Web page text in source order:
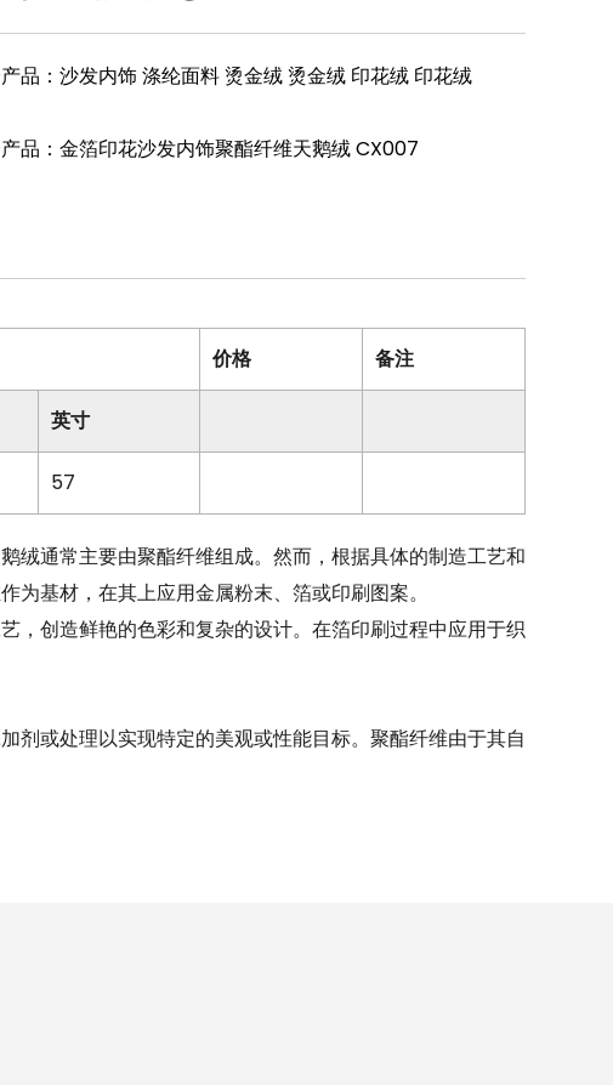
品：沙发内饰 涤纶面料 烫金绒 烫金绒 印花绒 印花绒
品：金箔印花沙发内饰聚酯纤维天鹅绒 CX007
价格 备注
英寸
57
绒通常主要由聚酯纤维组成。然而，根据具体的制造工艺和
基材，在其上应用金属粉末、箔或印刷图案。
，创造鲜艳的色彩和复杂的设计。在箔印刷过程中应用于织
剂或处理以实现特定的美观或性能目标。聚酯纤维由于其自